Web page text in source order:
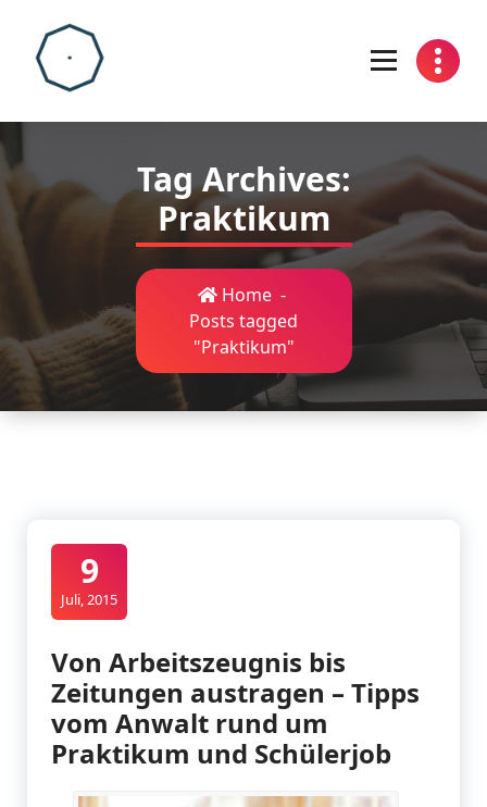
content
Tag Archives:
Praktikum
Home-
Posts tagged
"Praktikum"
9
Juli, 2015
Von Arbeitszeugnis bis
Zeitungen austragen – Tipps
vom Anwalt rund um
Praktikum und Schülerjob